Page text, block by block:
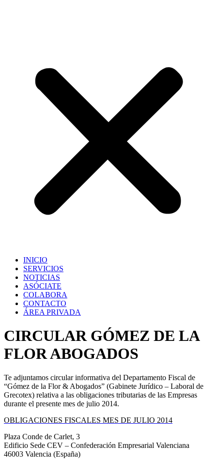
INICIO
SERVICIOS
NOTICIAS
ASÓCIATE
COLABORA
CONTACTO
ÁREA PRIVADA
CIRCULAR GÓMEZ DE LA
FLOR ABOGADOS
Te adjuntamos circular informativa del Departamento Fiscal de
“Gómez de la Flor & Abogados” (Gabinete Jurídico – Laboral de
Grecotex) relativa a las obligaciones tributarias de las Empresas
durante el presente mes de julio 2014.
OBLIGACIONES FISCALES MES DE JULIO 2014
Plaza Conde de Carlet, 3
Edificio Sede CEV – Confederación Empresarial Valenciana
46003 Valencia (España)